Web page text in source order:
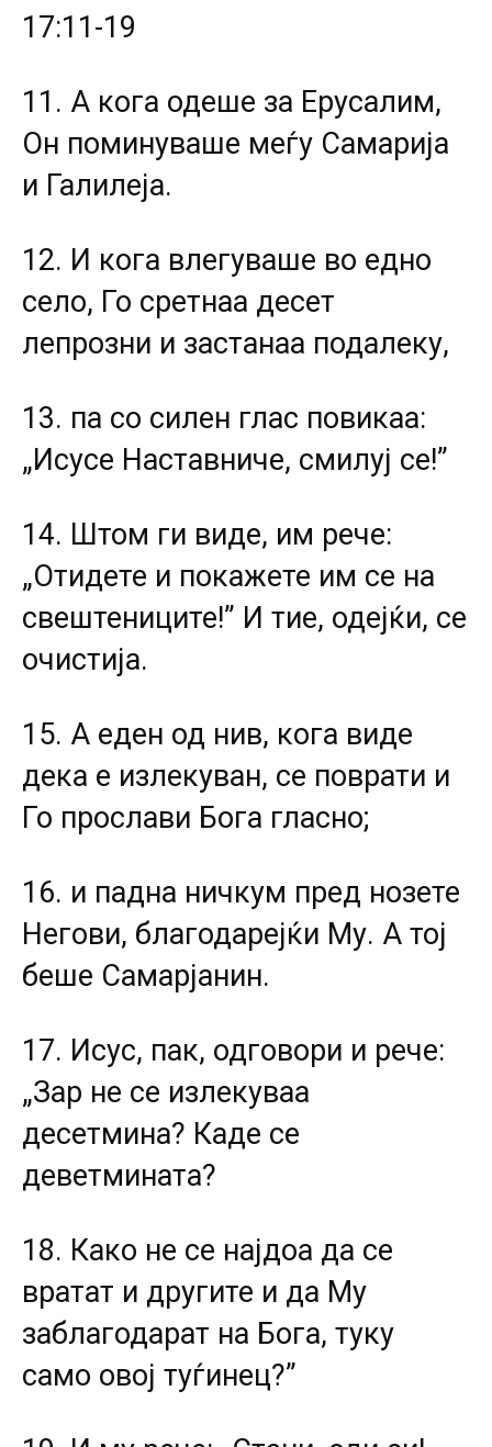
17:11-19
11. А кога одеше за Ерусалим,
Он поминуваше меѓу Самарија
и Галилеја.
12. И кога влегуваше во едно
село, Го сретнаа десет
лепрозни и застанаа подалеку,
13. па со силен глас повикаа:
„Исусе Наставниче, смилуј се!”
14. Штом ги виде, им рече:
„Отидете и покажете им се на
свештениците!” И тие, одејќи, се
очистија.
15. А еден од нив, кога виде
дека е излекуван, се поврати и
Го прослави Бога гласно;
16. и падна ничкум пред нозете
Негови, благодарејќи Му. А тој
беше Самарјанин.
17. Исус, пак, одговори и рече:
„Зар не се излекуваа
десетмина? Каде се
деветмината?
18. Како не се најдоа да се
вратат и другите и да Му
заблагодарат на Бога, туку
само овој туѓинец?”